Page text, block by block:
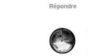
Répondre